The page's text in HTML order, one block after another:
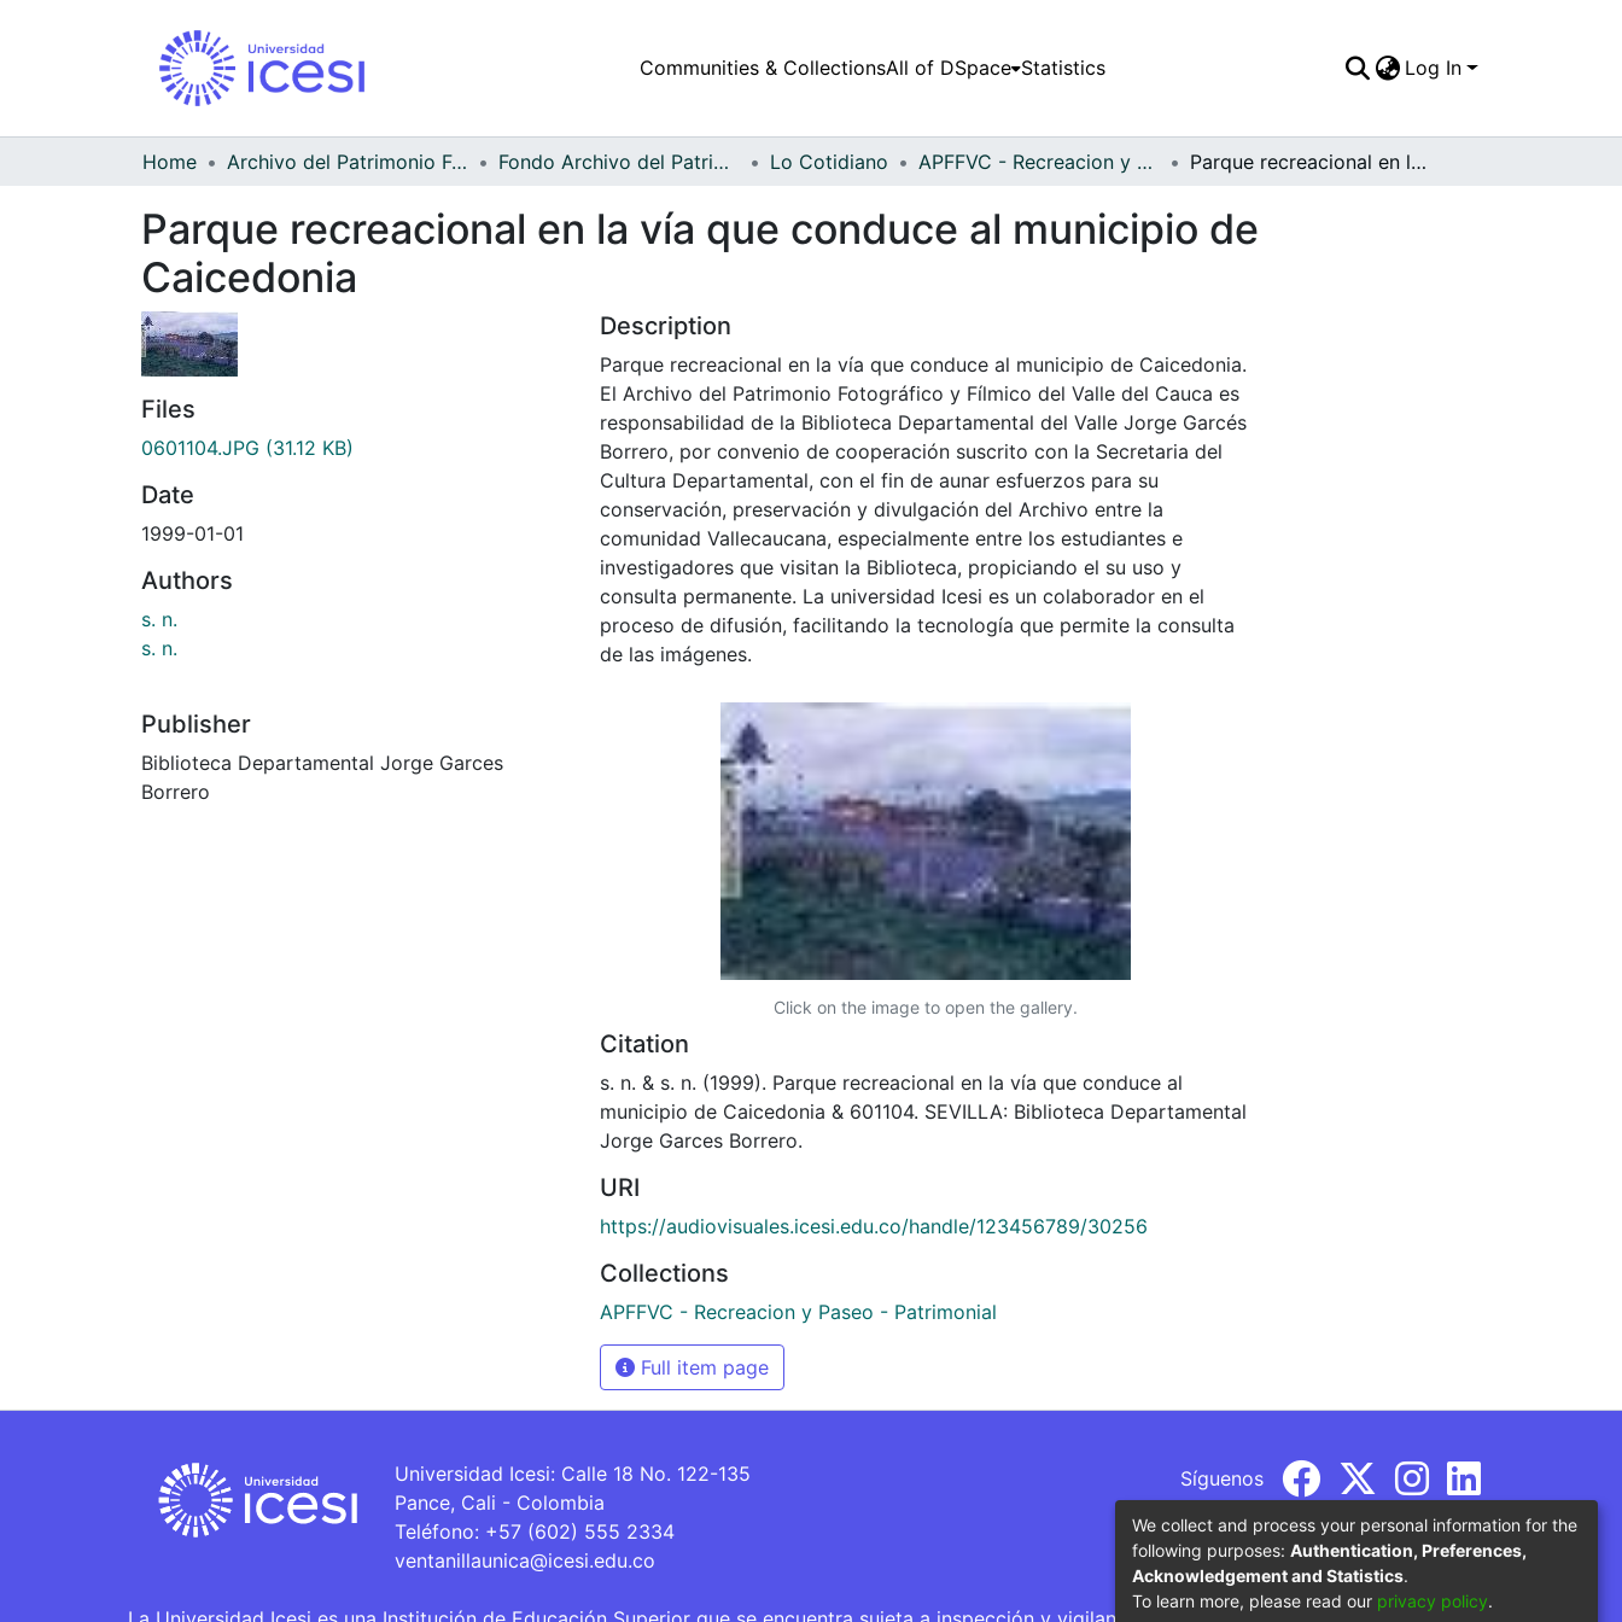
Communities & CollectionsAll of DSpace Statistics Log In
Home Archivo del Patrimonio Fotográfico y Fílmico del Valle del Cauca Fondo Archivo del Patrimonio Fotográfico y Fílmico del Valle del Cauca Lo Cotidiano APFFVC - Recreacion y Paseo - Patrimonial Parque recreacional en la vía que conduce al municipio de Caicedonia
Parque recreacional en la vía que conduce al municipio de
Caicedonia
Files
0601104.JPG (31.12 KB)
Date
1999-01-01
Authors
s. n.
s. n.
Publisher
Biblioteca Departamental Jorge Garces
Borrero
Description
Parque recreacional en la vía que conduce al municipio de Caicedonia.
El Archivo del Patrimonio Fotográfico y Fílmico del Valle del Cauca es
responsabilidad de la Biblioteca Departamental del Valle Jorge Garcés
Borrero, por convenio de cooperación suscrito con la Secretaria del
Cultura Departamental, con el fin de aunar esfuerzos para su
conservación, preservación y divulgación del Archivo entre la
comunidad Vallecaucana, especialmente entre los estudiantes e
investigadores que visitan la Biblioteca, propiciando el su uso y
consulta permanente. La universidad Icesi es un colaborador en el
proceso de difusión, facilitando la tecnología que permite la consulta
de las imágenes.
Click on the image to open the gallery.
Citation
s. n. & s. n. (1999). Parque recreacional en la vía que conduce al
municipio de Caicedonia & 601104. SEVILLA: Biblioteca Departamental
Jorge Garces Borrero.
URI
https://audiovisuales.icesi.edu.co/handle/123456789/30256
Collections
APFFVC - Recreacion y Paseo - Patrimonial
Full item page
Universidad Icesi: Calle 18 No. 122-135
Pance, Cali - Colombia
Teléfono: +57 (602) 555 2334
ventanillaunica@icesi.edu.co
Síguenos
We collect and process your personal information for the
following purposes: Authentication, Preferences,
Acknowledgement and Statistics.
To learn more, please read our privacy policy.